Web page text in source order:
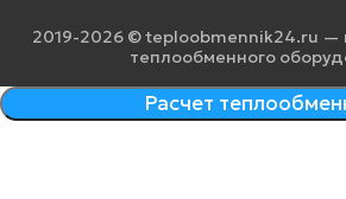
2019-2026 © teploobmennik24.ru —
теплообменного
Расчет